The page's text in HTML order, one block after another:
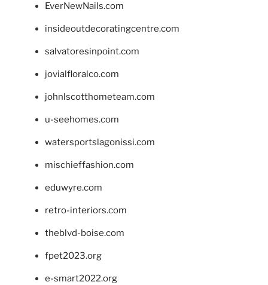
EverNewNails.com
insideoutdecoratingcentre.com
salvatoresinpoint.com
jovialfloralco.com
johnlscotthometeam.com
u-seehomes.com
watersportslagonissi.com
mischieffashion.com
eduwyre.com
retro-interiors.com
theblvd-boise.com
fpet2023.org
e-smart2022.org